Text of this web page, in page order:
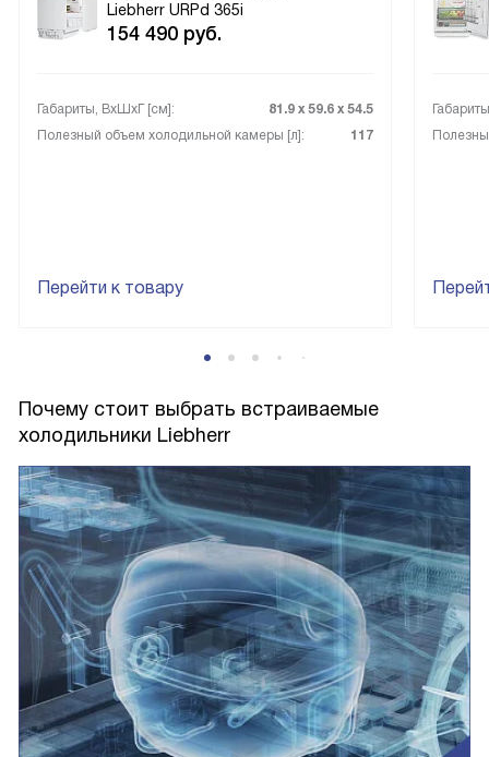
Liebherr URPd 365i
154 490 руб.
Габариты, ВxШxГ [см]:
81.9 х 59.6 х 54.5
Полезный объем холодильной камеры [л]:
117
Перейти к товару
Почему стоит выбрать встраиваемые
холодильники Liebherr